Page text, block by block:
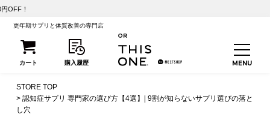
更年期サプリと体質改善の専門店
STORE TOP
認知症サプリ 専門家の選び方【4選】| 9割が知らないサプリ選びの落と
し穴